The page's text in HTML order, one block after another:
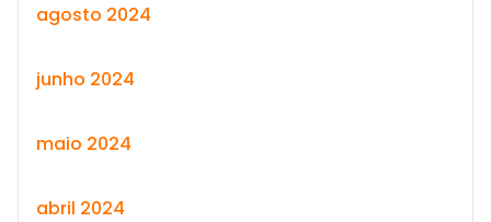
agosto 2024
junho 2024
maio 2024
abril 2024